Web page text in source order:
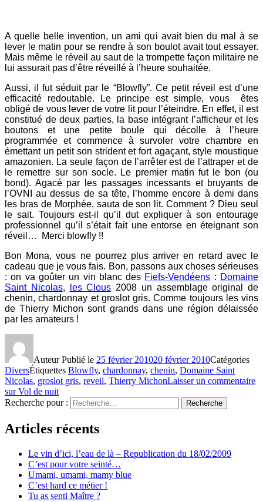
A quelle belle invention, un ami qui avait bien du mal à se
lever le matin pour se rendre à son boulot avait tout essayer.
Mais même le réveil au saut de la trompette façon militaire ne
lui assurait pas d’être réveillé à l’heure souhaitée.
Aussi, il fut séduit par le “Blowfly”. Ce petit réveil est d’une
efficacité redoutable. Le principe est simple, vous êtes
obligé de vous lever de votre lit pour l’éteindre. En effet, il est
constitué de deux parties, la base intégrant l’afficheur et les
boutons et une petite boule qui décolle à l’heure
programmée et commence à survoler votre chambre en
émettant un petit son strident et fort agaçant, style moustique
amazonien. La seule façon de l’arrêter est de l’attraper et de
le remettre sur son socle. Le premier matin fut le bon (ou
bond). Agacé par les passages incessants et bruyants de
l’OVNI au dessus de sa tête, l’homme encore à demi dans
les bras de Morphée, sauta de son lit. Comment ? Dieu seul
le sait. Toujours est-il qu’il dut expliquer à son entourage
professionnel qu’il s’était fait une entorse en éteignant son
réveil… Merci blowfly !!
Bon Mona, vous ne pourrez plus arriver en retard avec le
cadeau que je vous fais. Bon, passons aux choses sérieuses
: on va goûter un vin blanc des Fiefs-Vendéens : Domaine
Saint Nicolas, les Clous 2008 un assemblage original de
chenin, chardonnay et groslot gris. Comme toujours les vins
de Thierry Michon sont grands dans une région délaissée
par les amateurs !
AuteurPublié le 25 février 201020 février 2010Catégories
DiversÉtiquettes Blowfly, chardonnay, chenin, Domaine Saint
Nicolas, groslot gris, reveil, Thierry MichonLaisser un commentaire
sur Vol de nuit
Recherche pour :
Recherche
Articles récents
Le vin d’ici, l’eau de là – Republication du 18/02/2009
C’est pour votre seinté…
Umami, umami, mamy blue
C’est hard ce métier !
Tu as senti Maître ?